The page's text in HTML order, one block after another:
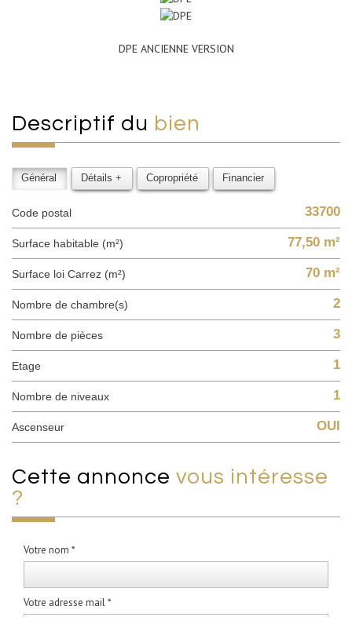
DPE ANCIENNE VERSION
descriptif du bien
Général Détails + Copropriété Financier
Code postal 33700
Surface habitable (m²) 77,50 m²
Surface loi Carrez (m²) 70 m²
Nombre de chambre(s) 2
Nombre de pièces 3
Etage 1
Nombre de niveaux 1
Ascenseur OUI
cette annonce vous intéresse
?
Votre nom *
Votre adresse mail *